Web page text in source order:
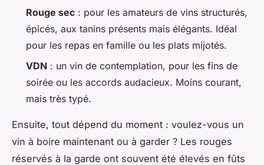
Rouge sec : pour les amateurs de vins structurés,
épicés, aux tanins présents mais élégants. Idéal
pour les repas en famille ou les plats mijotés.
VDN : un vin de contemplation, pour les fins de
soirée ou les accords audacieux. Moins courant,
mais très typé.
Ensuite, tout dépend du moment : voulez-vous un
vin à boire maintenant ou à garder ? Les rouges
réservés à la garde ont souvent été élevés en fûts